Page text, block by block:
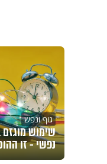
גוף ונפש
שימוש מוגזם
נפשי - זו